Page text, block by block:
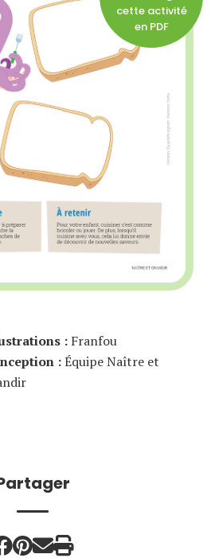
cette activité
en PDF
: Franfou
:Équipe Naître et